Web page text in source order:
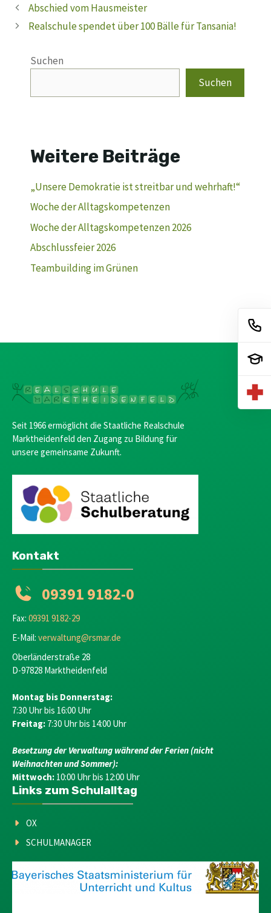
Abschied vom Hausmeister
Realschule spendet über 100 Bälle für Tansania!
Suchen
Suchen
Weitere Beiträge
„Unsere Demokratie ist streitbar und wehrhaft!“
Woche der Alltagskompetenzen
Woche der Alltagskompetenzen 2026
Abschlussfeier 2026
Teambuilding im Grünen
Seit 1966 ermöglicht die Staatliche Realschule
Marktheidenfeld den Zugang zu Bildung für
unsere gemeinsame Zukunft.
Kontakt
09391 9182-0
Fax: 09391 9182-29
E-Mail: verwaltung@rsmar.de
Oberländerstraße 28
D-97828 Marktheidenfeld
Montag bis Donnerstag:
7:30 Uhr bis 16:00 Uhr
Freitag: 7:30 Uhr bis 14:00 Uhr
Besetzung der Verwaltung während der Ferien (nicht
Weihnachten und Sommer):
Mittwoch: 10:00 Uhr bis 12:00 Uhr
Links zum Schulalltag
OX
SCHULMANAGER